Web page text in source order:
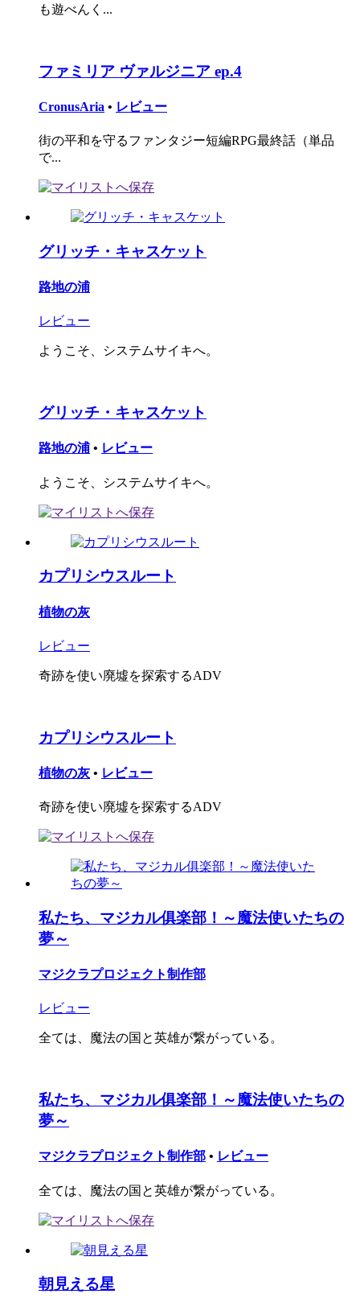
も遊べんく...
ファミリア ヴァルジニア ep.4
CronusAria • レビュー
街の平和を守るファンタジー短編RPG最終話（単品
で...
グリッチ・キャスケット
路地の浦
レビュー
ようこそ、システムサイキへ。
グリッチ・キャスケット
路地の浦 • レビュー
ようこそ、システムサイキへ。
カプリシウスルート
植物の灰
レビュー
奇跡を使い廃墟を探索するADV
カプリシウスルート
植物の灰 • レビュー
奇跡を使い廃墟を探索するADV
私たち、マジカル俱楽部！～魔法使いたちの
夢～
マジクラプロジェクト制作部
レビュー
全ては、魔法の国と英雄が繋がっている。
私たち、マジカル俱楽部！～魔法使いたちの
夢～
マジクラプロジェクト制作部 • レビュー
全ては、魔法の国と英雄が繋がっている。
朝見える星